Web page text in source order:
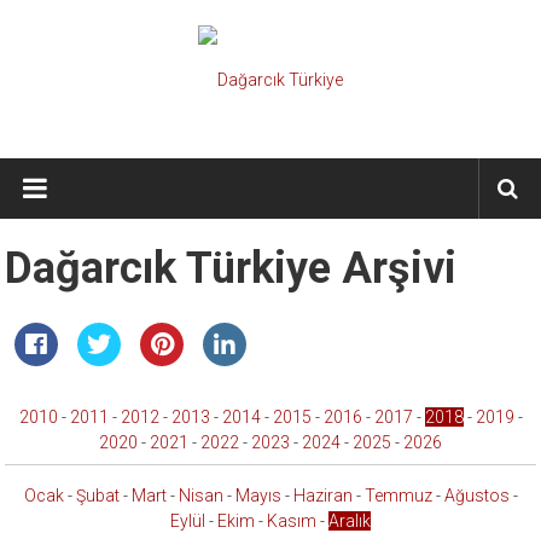
Dağarcık
Türkiye
Önce
Türkiye
Dağarcık Türkiye Arşivi
2010 - 2011 - 2012- 2013 - 2014- 2015 - 2016 - 2017 - 2018- 2019 -
2020 - 2021 - 2022- 2023 - 2024- 2025 - 2026
Ocak-Şubat- Mart- Nisan - Mayıs - Haziran -Temmuz-Ağustos -
Eylül - Ekim - Kasım -Aralık